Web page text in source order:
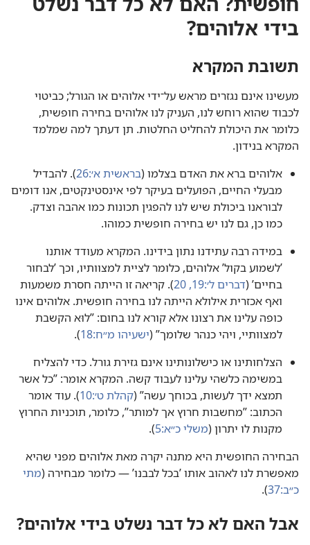
בידי אלוהים?‏
תשובת המקרא
מעשינו אינם נגזרים מראש על־ידי אלוהים או הגורל;‏ כביטוי
לכבוד שהוא רוחש לנו,‏ העניק לנו אלוהים בחירה חופשית,‏
כלומר את היכולת להחליט החלטות.‏ תן דעתך למה שמלמד
המקרא בנידון.‏
אלוהים ברא את האדם בצלמו (‏בראשית א׳:‏26
‏)‏.‏ להבדיל
מבעלי החיים,‏ הפועלים בעיקר לפי אינסטינקטים,‏ אנו דומים
לבוראנו ביכולת שיש לנו להפגין תכונות כמו אהבה וצדק.‏
כמו כן,‏ גם לנו יש בחירה חופשית כמוהו.‏
במידה רבה עתידנו נתון בידינו.‏ המקרא מעודד אותנו
’‏לשמוע בקול’‏ אלוהים,‏ כלומר לציית למצוותיו,‏ וכך ’‏לבחור
בחיים’‏ (‏דברים ל׳:‏19,‏ 20
‏)‏.‏ קריאה זו הייתה חסרת משמעות
ואף אכזרית אילולא הייתה לנו בחירה חופשית.‏ אלוהים אינו
כופה עלינו את רצונו אלא קורא לנו בחום:‏ ”‏לוּא הקשבת
למצוותיי,‏ ויהי כנהר שלומך”‏ (‏ישעיהו מ״ח:‏18
‏)‏.‏
הצלחותינו או כישלונותינו אינם גזירת גורל.‏ כדי להצליח
במשימה כלשהי עלינו לעבוד קשה.‏ המקרא אומר:‏ ”‏כל אשר
תמצא ידך לעשות,‏ בכוחך עשה”‏ (‏קהלת ט׳:‏10
‏)‏.‏ עוד אומר
הכתוב:‏ ”‏מחשבות חרוץ אך למותר”‏,‏ כלומר,‏ תוכניות החרוץ
מקנות לו יתרון (‏משלי כ״א:‏5 ‏)‏.‏
הבחירה החופשית היא מתנה יקרה מאת אלוהים מפני שהיא
מאפשרת לנו לאהוב אותו ’‏בכל לבבנו’‏ — כלומר מבחירה (‏מתי
כ״ב:‏37
‏)‏.‏
אבל האם לא כל דבר נשלט בידי אלוהים?‏